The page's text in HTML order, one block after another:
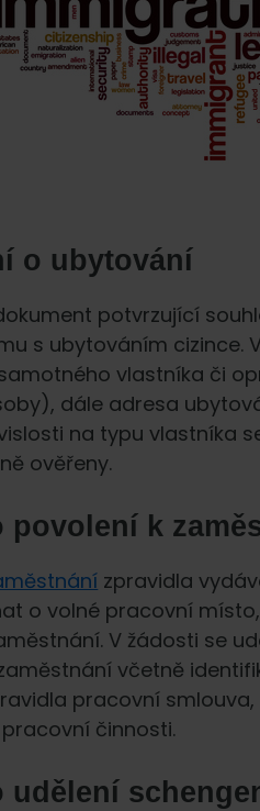
o ubytování
potvrzující
s ubytováním cizince.
vlastníka či
dále adresa
na typu vlastníka
ověřeny.
povolení k
zpravidla
o volné pracovní
V žádosti se
včetně
pracovní
činnosti.
udělení